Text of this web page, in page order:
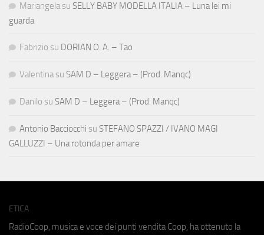
Mariangela su SELLY BABY MODELLA ITALIA – Luna lei mi
guarda
Fabrizio su DORIAN O. A. – Tao
Valentina su SAM D – Leggera – (Prod. Manqc)
Danilo su SAM D – Leggera – (Prod. Manqc)
Antonio Bacciocchi su STEFANO SPAZZI / IVANO MAGI
GALLUZZI – Una rotonda per amare
ETICA
RadioCoop, musica e voce dei punti vendita Coop, ha ottenuto la